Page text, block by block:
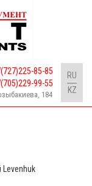
85-85
99-55
184
RU
KZ
Levenhuk